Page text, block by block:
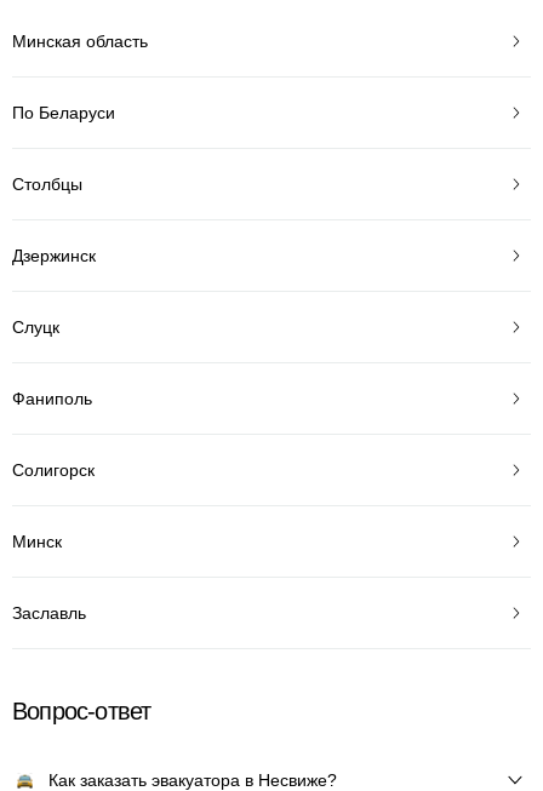
Минская область
По Беларуси
Столбцы
Дзержинск
Слуцк
Фаниполь
Солигорск
Минск
Заславль
Вопрос-ответ
Как заказать эвакуатора в Несвиже?